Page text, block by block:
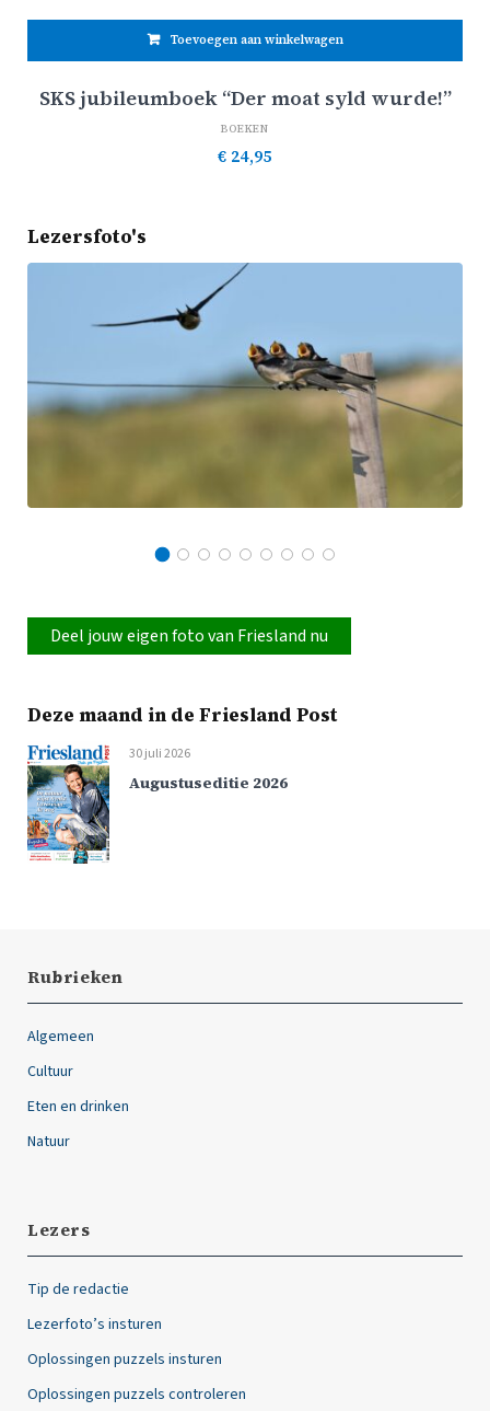
Toevoegen aan winkelwagen
SKS jubileumboek “Der moat syld wurde!”
BOEKEN
€ 24,95
Lezersfoto's
Deel jouw eigen foto van Friesland nu
Deze maand in de Friesland Post
30 juli 2026
Augustuseditie 2026
Rubrieken
Algemeen
Cultuur
Eten en drinken
Natuur
Lezers
Tip de redactie
Lezerfoto’s insturen
Oplossingen puzzels insturen
Oplossingen puzzels controleren